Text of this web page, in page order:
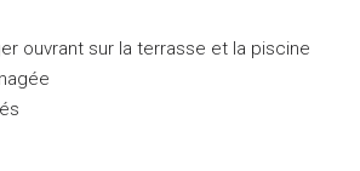
ouvrant sur la terrasse et la piscine